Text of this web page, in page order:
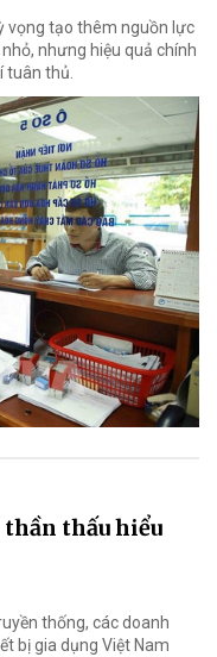
vọng tạo thêm nguồn lực
nhưng hiệu quả chính
tuân thủ.
thấu hiểu
thống, các doanh
bị gia dụng Việt Nam